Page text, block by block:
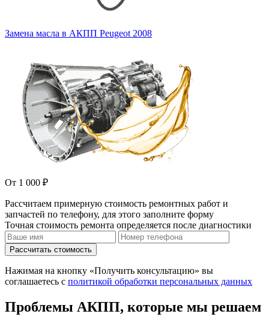
Замена масла в АКПП Peugeot 2008
От 1 000 ₽
Рассчитаем примерную стоимость ремонтных работ и
запчастей по телефону, для этого заполните форму
Точная стоимость ремонта определяется после диагностики
Рассчитать стоимость
Нажимая на кнопку «Получить консультацию» вы
соглашаетесь с политикой обработки персональных данных
Проблемы АКПП, которые мы решаем